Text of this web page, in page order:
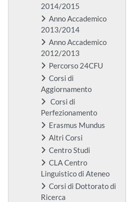
2014/2015
Anno Accademico
2013/2014
Anno Accademico
2012/2013
Percorso 24CFU
Corsi di
Aggiornamento
Corsi di
Perfezionamento
Erasmus Mundus
Altri Corsi
Centro Studi
CLA Centro
Linguistico di Ateneo
Corsi di Dottorato di
Ricerca